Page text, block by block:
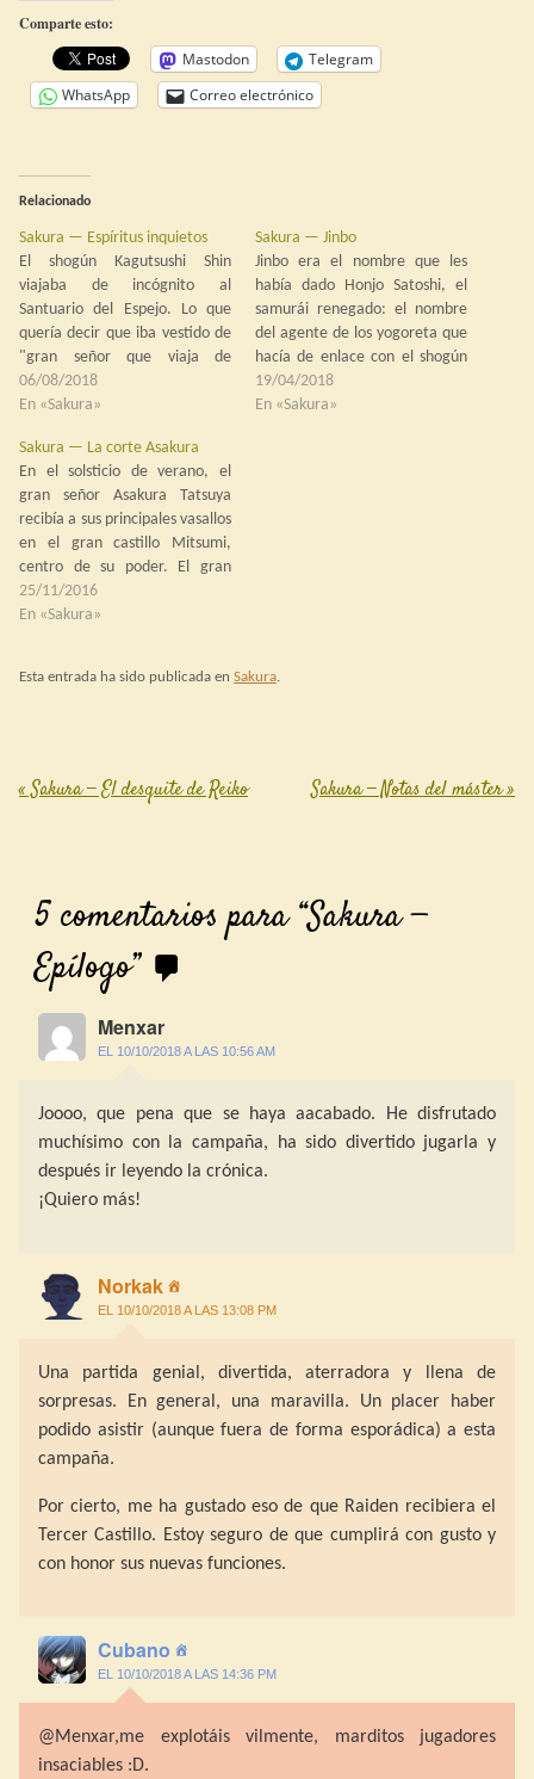
Comparte esto:
Mastodon
Telegram
WhatsApp
Correo electrónico
Relacionado
Sakura — Espíritus inquietos
El shogún Kagutsushi Shin
viajaba de incógnito al
Santuario del Espejo. Lo que
quería decir que iba vestido de
"gran señor que viaja de
incógnito" y esto le permitía ir
con una reducida escolta, por
farragosas sesiones de
reverencias, intercambio de
presentes, ceremonias del té
y…
06/08/2018
En «Sakura»
Sakura — Jinbo
Jinbo era el nombre que les
había dado Honjo Satoshi, el
samurái renegado: el nombre
del agente de los yogoreta que
hacía de enlace con el shogún
oscuro y los cuatro shugenjas
del grupo de Kamyu Arata.
19/04/2018
En «Sakura»
Sakura — La corte Asakura
En el solsticio de verano, el
gran señor Asakura Tatsuya
recibía a sus principales vasallos
en el gran castillo Mitsumi,
centro de su poder. El gran
señor Tatusya tenía seis años y
quien mandaba era la regente,
cambiaba las…
25/11/2016
En «Sakura»
Esta entrada ha sido publicada en Sakura.
Post navigation
«Sakura — El desquite de Reiko Sakura — Notas del máster»
5 comentarios para “Sakura —
Epílogo”
Menxar
EL 10/10/2018 A LAS 10:56 AM
Joooo, que pena que se haya aacabado. He disfrutado
muchísimo con la campaña, ha sido divertido jugarla y
después ir leyendo la crónica.
¡Quiero más!
Norkak
EL 10/10/2018 A LAS 13:08 PM
Una partida genial, divertida, aterradora y llena de
sorpresas. En general, una maravilla. Un placer haber
podido asistir (aunque fuera de forma esporádica) a esta
campaña.
Por cierto, me ha gustado eso de que Raiden recibiera el
Tercer Castillo. Estoy seguro de que cumplirá con gusto y
con honor sus nuevas funciones.
Cubano
EL 10/10/2018 A LAS 14:36 PM
@Menxar,me explotáis vilmente, marditos jugadores
insaciables :D.